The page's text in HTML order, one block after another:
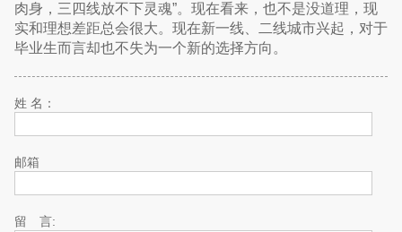
肉身，三四线放不下灵魂”。现在看来，也不是没道理，现
实和理想差距总会很大。现在新一线、二线城市兴起，对于
毕业生而言却也不失为一个新的选择方向。
姓 名：
邮箱
留 言: